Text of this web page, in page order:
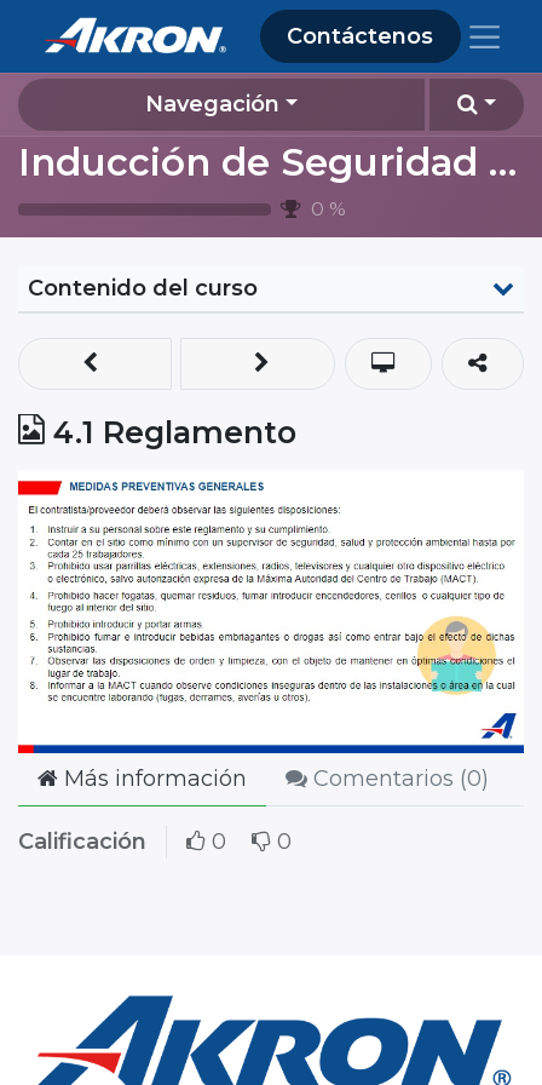
Contáctenos
Navegación
Inducción de Seguridad y Ambiente 2024 (contratistas Almacenamiento Lagos de Moreno)
0 %
Contenido del curso
4.1 Reglamento
Más información Comentarios (0)
Calificación 0 0